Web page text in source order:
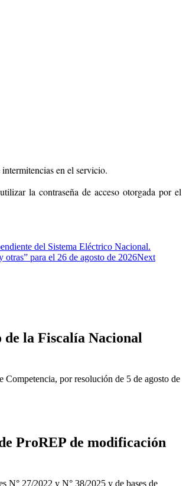
en el servicio.
la contraseña de acceso otorgada por el
del Sistema Eléctrico Nacional.
para el 26 de agosto de 2026Next
la Fiscalía Nacional
por resolución de 5 de agosto de
ProREP de modificación
N° 27/2022 y N° 38/2025 y de bases de